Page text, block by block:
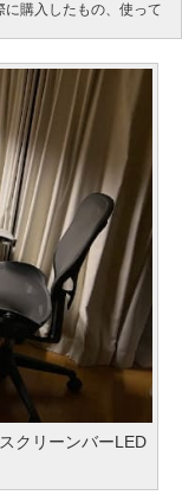
に購入したもの、使って
クリーンバーLED